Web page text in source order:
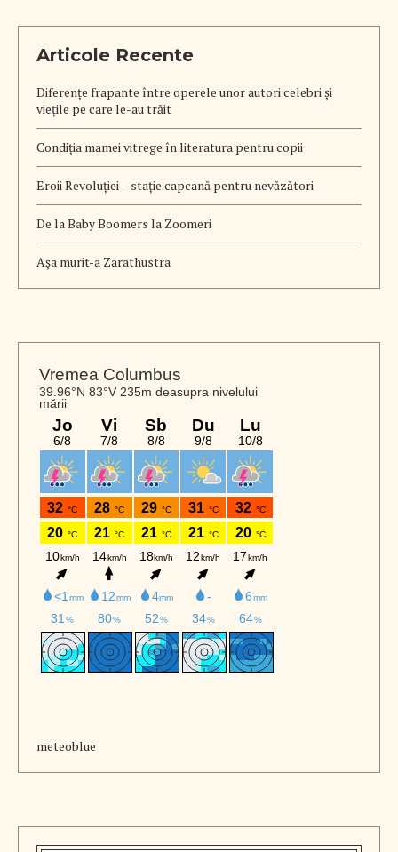
Articole Recente
Diferențe frapante între operele unor autori celebri și
viețile pe care le-au trăit
Condiția mamei vitrege în literatura pentru copii
Eroii Revoluției – stație capcană pentru nevăzători
De la Baby Boomers la Zoomeri
Aşa murit-a Zarathustra
meteoblue